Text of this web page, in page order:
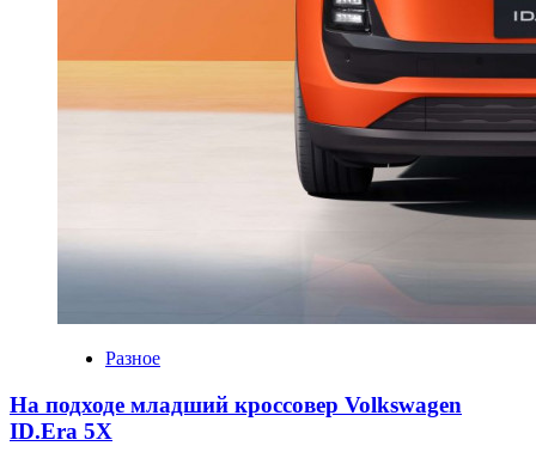
Разное
На подходе младший кроссовер Volkswagen
ID.Era 5X